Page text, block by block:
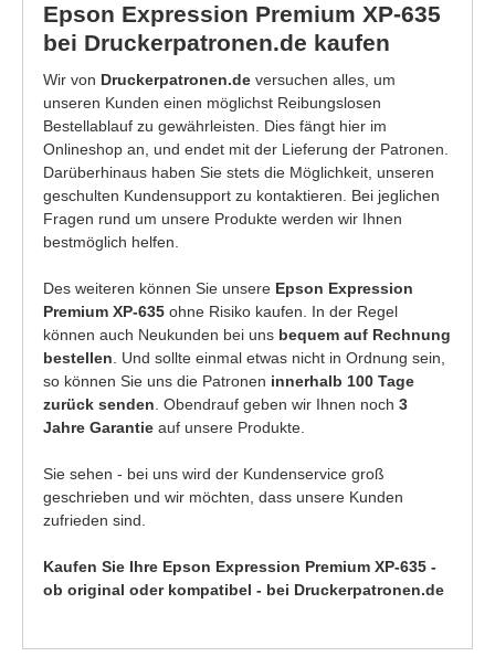
Epson Expression Premium XP-635
bei Druckerpatronen.de kaufen
Wir von Druckerpatronen.de versuchen alles, um
unseren Kunden einen möglichst Reibungslosen
Bestellablauf zu gewährleisten. Dies fängt hier im
Onlineshop an, und endet mit der Lieferung der Patronen.
Darüberhinaus haben Sie stets die Möglichkeit, unseren
geschulten Kundensupport zu kontaktieren. Bei jeglichen
Fragen rund um unsere Produkte werden wir Ihnen
bestmöglich helfen.
Des weiteren können Sie unsere Epson Expression
Premium XP-635 ohne Risiko kaufen. In der Regel
können auch Neukunden bei uns bequem auf Rechnung
bestellen . Und sollte einmal etwas nicht in Ordnung sein,
so können Sie uns die Patronen innerhalb 100 Tage
zurück senden . Obendrauf geben wir Ihnen noch 3
Jahre Garantie auf unsere Produkte.
Sie sehen - bei uns wird der Kundenservice groß
geschrieben und wir möchten, dass unsere Kunden
zufrieden sind.
Kaufen Sie Ihre Epson Expression Premium XP-635 -
ob original oder kompatibel - bei Druckerpatronen.de